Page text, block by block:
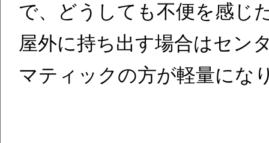
で、どうしても不便を感じ
屋外に持ち出す場合はセン
マティックの方が軽量にな